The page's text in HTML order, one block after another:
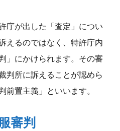
庁が出した「査定」につい
えるのではなく、特許庁内
」にかけられます。その審
判所に訴えることが認めら
前置主義」といいます。
審判